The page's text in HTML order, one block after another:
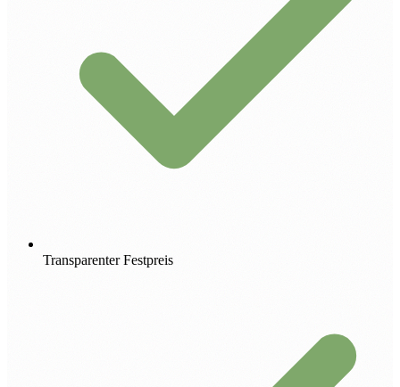
Transparenter Festpreis